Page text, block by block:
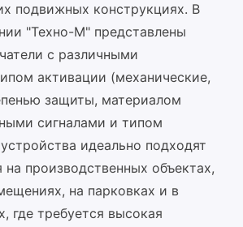
подвижных конструкциях. В
"Техно-М" представлены
с различными
активации (механические,
защиты, материалом
сигналами и типом
идеально подходят
производственных объектах,
на парковках и в
где требуется высокая